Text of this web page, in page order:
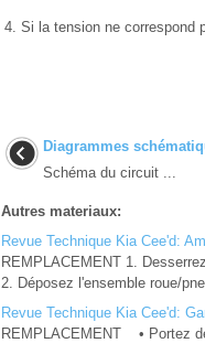
4. Si la tension ne correspond
Diagrammes
Schéma du circuit ...
Autres materiaux:
Revue Technique Kia Cee'd:
REMPLACEMENT 1.
2. Déposez l'ensemble roue/
Revue Technique Kia Cee'd:
REMPLACEMENT • Portez